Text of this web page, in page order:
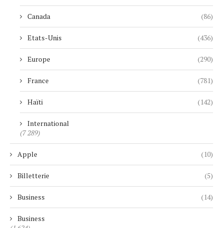
Canada (86)
Etats-Unis (436)
Europe (290)
France (781)
Haïti (142)
International
(7 289)
Apple (10)
Billetterie (5)
Business (14)
Business